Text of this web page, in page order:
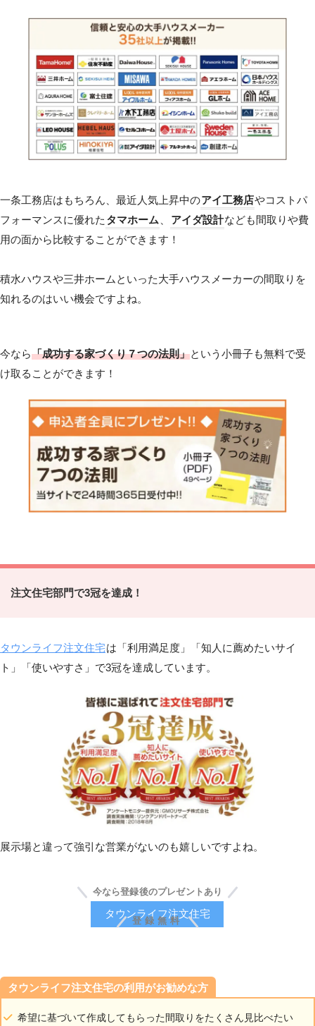
一条工務店はもちろん、最近人気上昇中のアイ工務店やコストパ
フォーマンスに優れた タマホーム アイダ設計なども間取りや費
用の面から比較することができます！
積水ハウスや三井ホームといった大手ハウスメーカーの間取りを
知れるのはいい機会ですよね。
今なら「成功する家づくり７つの法則」という小冊子も無料で受
け取ることができます！
注文住宅部門で3冠を達成！
タウンライフ注文住宅は「利用満足度」「知人に薦めたいサイ
ト」「使いやすさ」で3冠を達成しています。
展示場と違って強引な営業がないのも嬉しいですよね。
今なら登録後のプレゼントあり
タウンライフ注文住宅
登録無料
タウンライフ注文住宅の利用がお勧めな方
希望に基づいて作成してもらった間取りをたくさん見比べたい